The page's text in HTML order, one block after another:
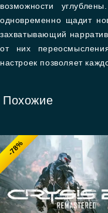
возможности
одновременно щадит
захватывающий
от них
настроек позволяет
Похожие
-78%